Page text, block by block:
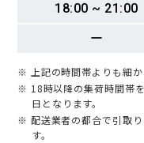
18:00 ~ 21:00
ー
※ 上記の時間帯よりも細か
※ 18時以降の集荷時間帯
日となります。
※ 配送業者の都合で引取
す。